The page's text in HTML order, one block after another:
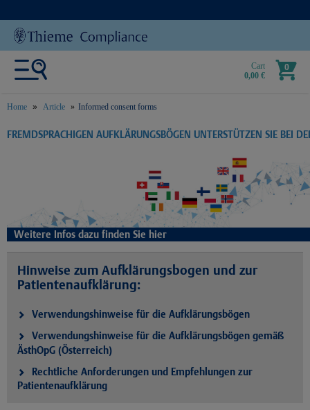
Cart
0,00 €
0
Home Article Informed consent forms
text.skipToContent
text.skipToNavigation
FREMDSPRACHIGEN AUFKLÄRUNGSBÖGEN UNTERSTÜTZEN SIE BEI
Weitere Infos dazu finden Sie hier
Hinweise zum Aufklärungsbogen und zur
Patientenaufklärung:
Verwendungshinweise für die Aufklärungsbögen
Verwendungshinweise für die Aufklärungsbögen gemäß
ÄsthOpG (Österreich)
Rechtliche Anforderungen und Empfehlungen zur
Patientenaufklärung